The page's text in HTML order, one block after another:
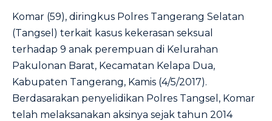
Komar (59), diringkus Polres Tangerang Selatan
(Tangsel) terkait kasus kekerasan seksual
terhadap 9 anak perempuan di Kelurahan
Pakulonan Barat, Kecamatan Kelapa Dua,
Kabupaten Tangerang, Kamis (4/5/2017).
Berdasarakan penyelidikan Polres Tangsel, Komar
telah melaksanakan aksinya sejak tahun 2014